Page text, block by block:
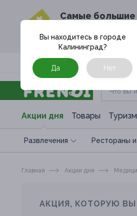
Cамые
в твоём
Москва
Акции дня Товары Туризм
Развлечения Рестораны
Вы находитесь в городе
Калининград?
Да Нет
Главная Акции дня
АКЦИЯ, КОТОРУЮ